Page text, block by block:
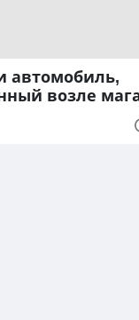
автомобиль,
возле